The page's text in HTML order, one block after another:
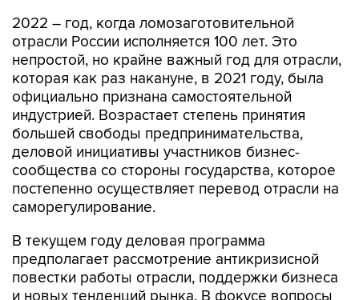
2022 – год, когда ломозаготовительной
отрасли России исполняется 100 лет. Это
непростой, но крайне важный год для отрасли,
которая как раз накануне, в 2021 году, была
официально признана самостоятельной
индустрией. Возрастает степень принятия
большей свободы предпринимательства,
деловой инициативы участников бизнес-
сообщества со стороны государства, которое
постепенно осуществляет перевод отрасли на
саморегулирование.
В текущем году деловая программа
предполагает рассмотрение антикризисной
повестки работы отрасли, поддержки бизнеса